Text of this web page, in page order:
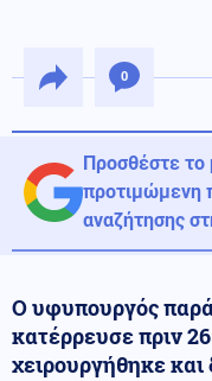
0
Προσθέστε
προτιμώμενη
αναζήτησης
Ο υφυπουργός
κατέρρευσε πριν
χειρουργήθηκε